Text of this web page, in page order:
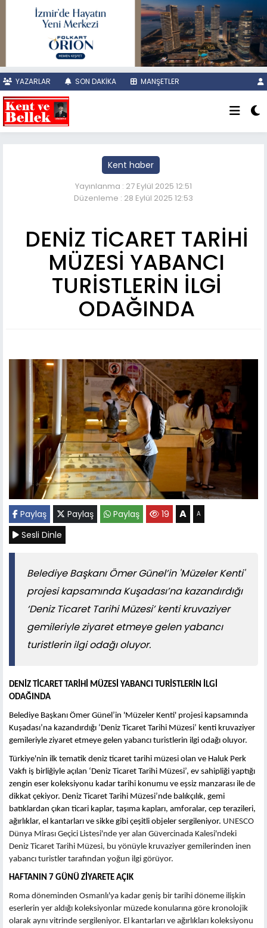
YAZARLAR SON DAKİKA MANŞETLER
Kent haber
Yayınlanma : 27 Eylül 2025 12:51
Düzenleme : 28 Eylül 2025 12:53
DENİZ TİCARET TARİHİ
MÜZESİ YABANCI
TURİSTLERİN İLGİ
ODAĞINDA
Paylaş Paylaş Paylaş 19 A A
Sesli Dinle
Belediye Başkanı Ömer Günel’in 'Müzeler Kenti'
projesi kapsamında Kuşadası’na kazandırdığı
‘Deniz Ticaret Tarihi Müzesi’ kenti kruvaziyer
gemileriyle ziyaret etmeye gelen yabancı
turistlerin ilgi odağı oluyor.
DENİZ TİCARET TARİHİ MÜZESİ YABANCI TURİSTLERİN İLGİ
ODAĞINDA
Belediye Başkanı Ömer Günel’in 'Müzeler Kenti' projesi kapsamında
Kuşadası’na kazandırdığı ‘Deniz Ticaret Tarihi Müzesi’ kenti kruvaziyer
gemileriyle ziyaret etmeye gelen yabancı turistlerin ilgi odağı oluyor.
Türkiye'nin ilk tematik deniz ticaret tarihi müzesi olan ve Haluk Perk
Vakfı iş birliğiyle açılan ‘Deniz Ticaret Tarihi Müzesi’, ev sahipliği yaptığı
zengin eser koleksiyonu kadar tarihi konumu ve eşsiz manzarası ile de
dikkat çekiyor. Deniz Ticaret Tarihi Müzesi’nde balıkçılık, gemi
batıklardan çıkan ticari kaplar, taşıma kapları, amforalar, cep terazileri,
ağırlıklar, el kantarları ve sikke gibi çeşitli objeler sergileniyor. UNESCO
Dünya Mirası Geçici Listesi'nde yer alan Güvercinada Kalesi'ndeki
Deniz Ticaret Tarihi Müzesi, bu yönüyle kruvaziyer gemilerinden inen
yabancı turistler tarafından yoğun ilgi görüyor.
HAFTANIN 7 GÜNÜ ZİYARETE AÇIK
Roma döneminden Osmanlı'ya kadar geniş bir tarihi döneme ilişkin
eserlerin yer aldığı koleksiyonlar müzede konularına göre kronolojik
olarak aynı vitrinde sergileniyor. El kantarları ve ağırlıkları koleksiyonu